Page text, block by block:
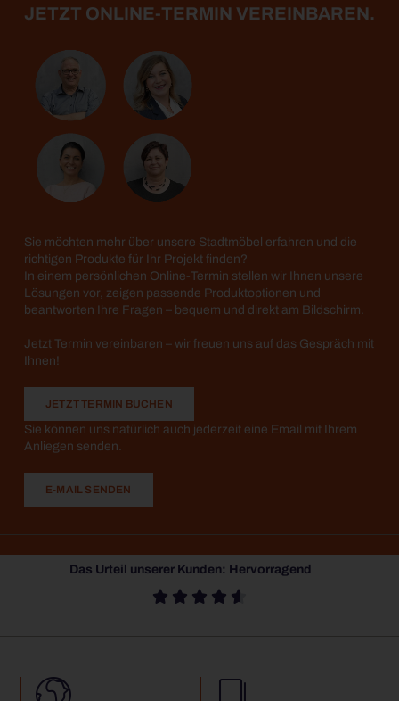
JETZT ONLINE-TERMIN VEREINBAREN.
Sie möchten mehr über unsere Stadtmöbel erfahren und die
richtigen Produkte für Ihr Projekt finden?
In einem persönlichen Online-Termin stellen wir Ihnen unsere
Lösungen vor, zeigen passende Produktoptionen und
beantworten Ihre Fragen – bequem und direkt am Bildschirm.
Jetzt Termin vereinbaren – wir freuen uns auf das Gespräch mit
Ihnen!
JETZT TERMIN BUCHEN
Sie können uns natürlich auch jederzeit eine Email mit Ihrem
Anliegen senden.
E-MAIL SENDEN
Das Urteil unserer Kunden: Hervorragend
    